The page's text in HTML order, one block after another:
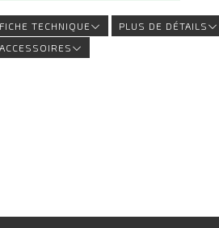
FICHE TECHNIQUE
PLUS DE DÉTAILS
ACCESSOIRES